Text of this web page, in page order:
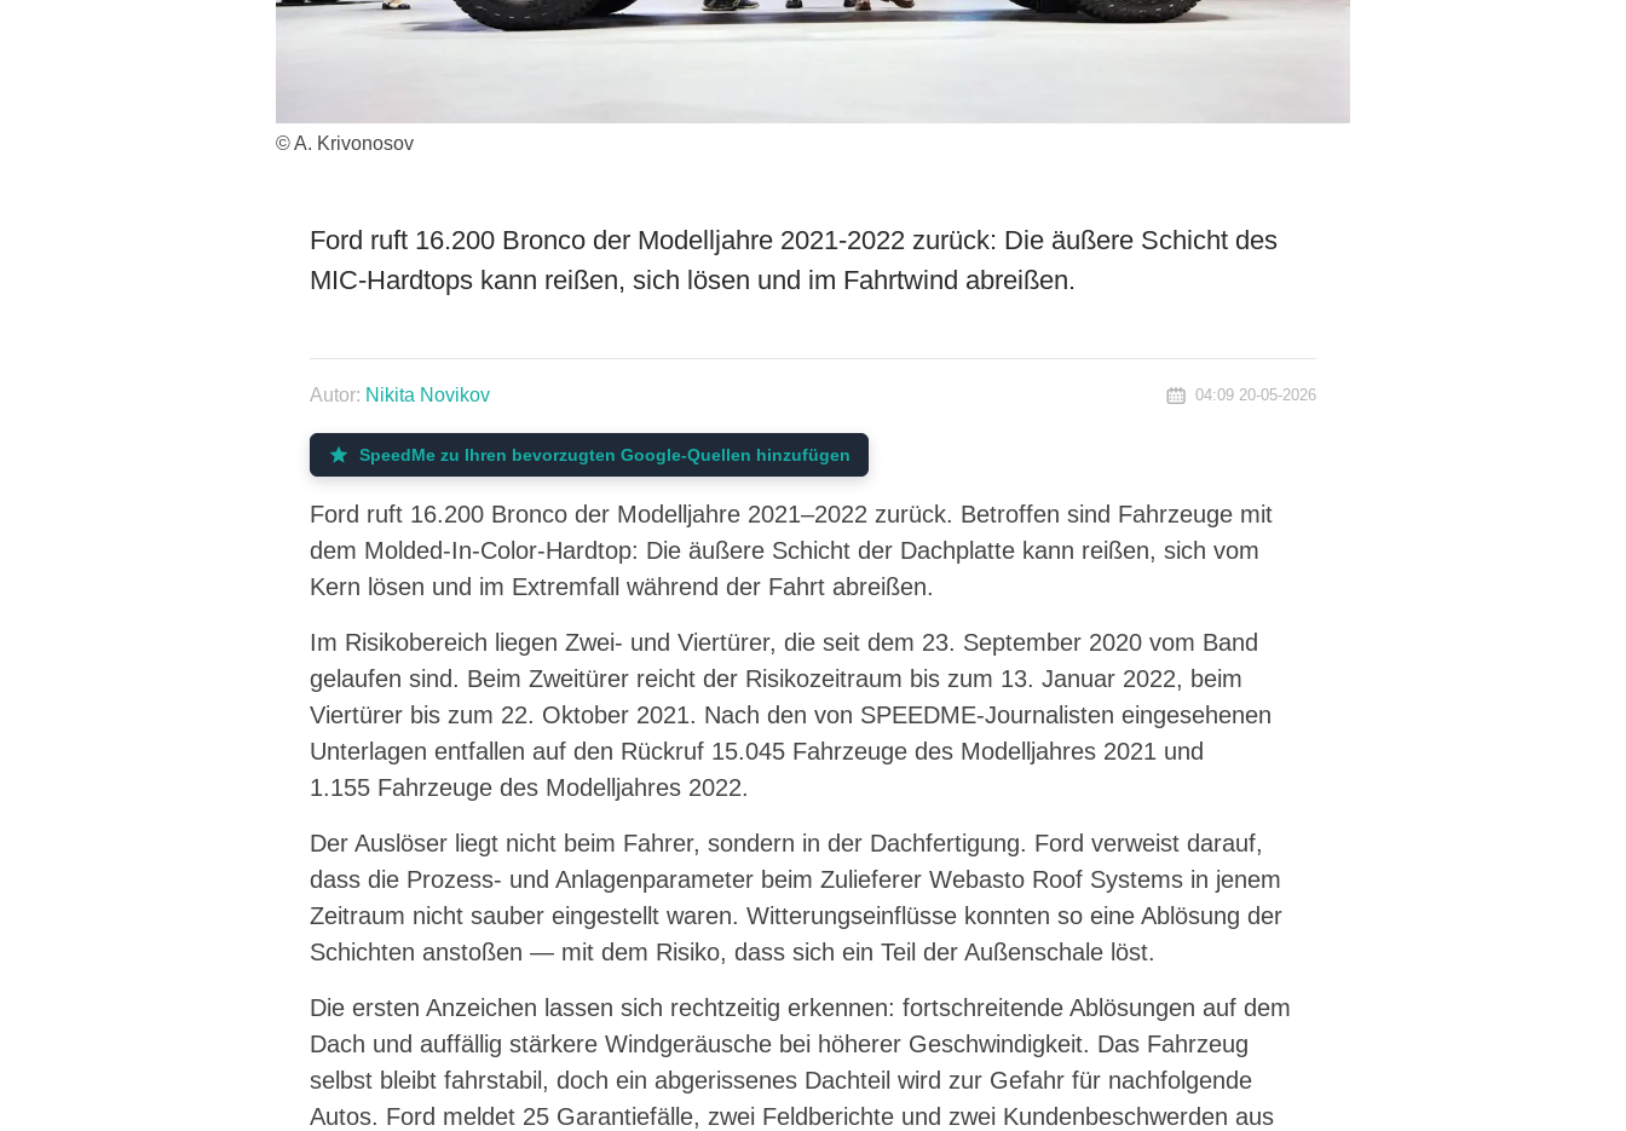
© A. Krivonosov
Ford ruft 16.200 Bronco der Modelljahre 2021-2022 zurück: Die äußere Schicht des
MIC-Hardtops kann reißen, sich lösen und im Fahrtwind abreißen.
Autor: Nikita Novikov 04:09 20-05-2026
SpeedMe zu Ihren bevorzugten Google-Quellen hinzufügen
Ford ruft 16.200 Bronco der Modelljahre 2021–2022 zurück. Betroffen sind Fahrzeuge mit
dem Molded-In-Color-Hardtop: Die äußere Schicht der Dachplatte kann reißen, sich vom
Kern lösen und im Extremfall während der Fahrt abreißen.
Im Risikobereich liegen Zwei- und Viertürer, die seit dem 23. September 2020 vom Band
gelaufen sind. Beim Zweitürer reicht der Risikozeitraum bis zum 13. Januar 2022, beim
Viertürer bis zum 22. Oktober 2021. Nach den von SPEEDME-Journalisten eingesehenen
Unterlagen entfallen auf den Rückruf 15.045 Fahrzeuge des Modelljahres 2021 und
1.155 Fahrzeuge des Modelljahres 2022.
Der Auslöser liegt nicht beim Fahrer, sondern in der Dachfertigung. Ford verweist darauf,
dass die Prozess- und Anlagenparameter beim Zulieferer Webasto Roof Systems in jenem
Zeitraum nicht sauber eingestellt waren. Witterungseinflüsse konnten so eine Ablösung der
Schichten anstoßen — mit dem Risiko, dass sich ein Teil der Außenschale löst.
Die ersten Anzeichen lassen sich rechtzeitig erkennen: fortschreitende Ablösungen auf dem
Dach und auffällig stärkere Windgeräusche bei höherer Geschwindigkeit. Das Fahrzeug
selbst bleibt fahrstabil, doch ein abgerissenes Dachteil wird zur Gefahr für nachfolgende
Autos. Ford meldet 25 Garantiefälle, zwei Feldberichte und zwei Kundenbeschwerden aus